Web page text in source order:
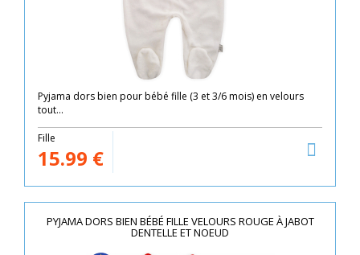
Pyjama dors bien pour bébé fille (3 et 3/6 mois) en velours
tout...
Fille
15.99 €
PYJAMA DORS BIEN BÉBÉ FILLE VELOURS ROUGE À JABOT
DENTELLE ET NOEUD